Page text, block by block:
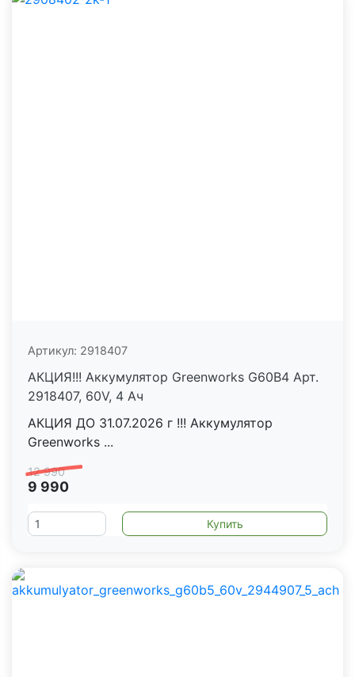
Артикул: 2918407
АКЦИЯ!!! Аккумулятор Greenworks G60B4 Арт.
2918407, 60V, 4 Ач
АКЦИЯ ДО 31.07.2026 г !!! Аккумулятор
Greenworks ...
12 990
9 990